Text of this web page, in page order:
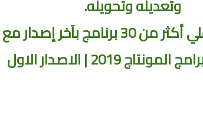
وتعديله وتحويله.
من 30 برنامج بآخر إصدار مع التفعيل.
المونتاج 2019 | الاصدار الاول